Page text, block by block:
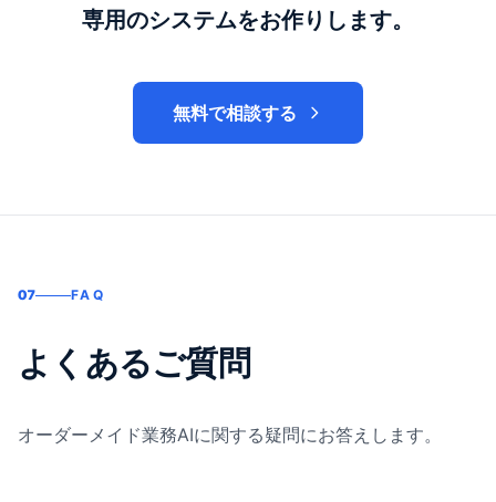
専用のシステムをお作りします。
無料で相談する
07 FAQ
よくあるご質問
オーダーメイド業務AIに関する疑問にお答えします。